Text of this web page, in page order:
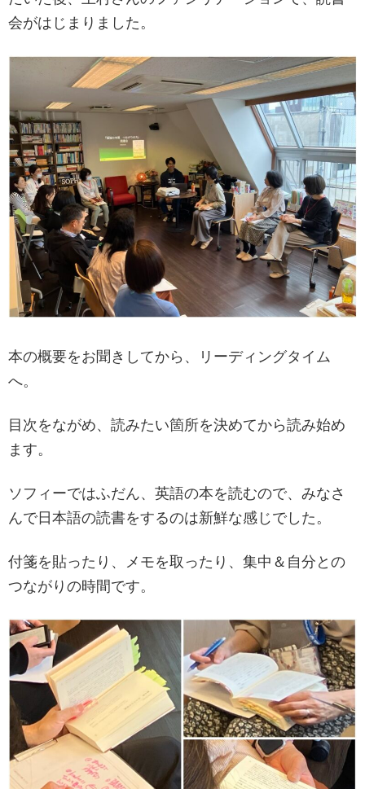
会がはじまりました。
本の概要をお聞きしてから、リーディングタイム
へ。
目次をながめ、読みたい箇所を決めてから読み始め
ます。
ソフィーではふだん、英語の本を読むので、みなさ
んで日本語の読書をするのは新鮮な感じでした。
付箋を貼ったり、メモを取ったり、集中＆自分との
つながりの時間です。